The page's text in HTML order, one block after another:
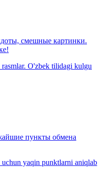
смешные картинки.
O'zbek tilidagi kulgu
пункты обмена
yaqin punktlarni aniqlab